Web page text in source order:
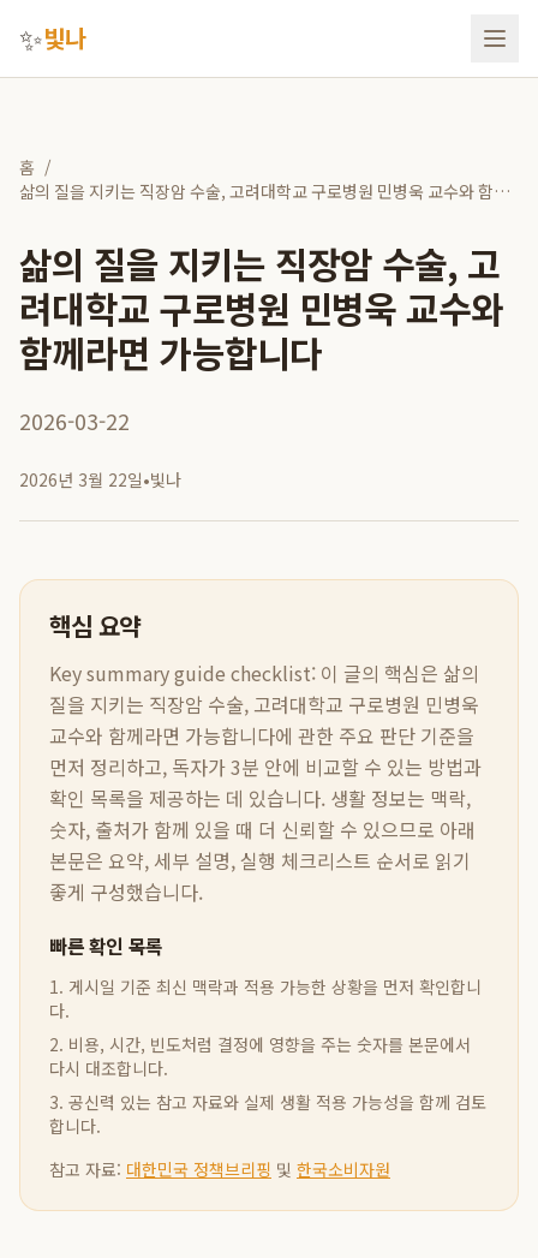
✨빛나
홈 /
삶의 질을 지키는 직장암 수술, 고려대학교 구로병원 민병욱 교수와 함께
삶의 질을 지키는 직장암 수술, 고
려대학교 구로병원 민병욱 교수와
함께라면 가능합니다
2026-03-22
2026년 3월 22일•빛나
핵심 요약
Key summary guide checklist: 이 글의 핵심은 삶의
질을 지키는 직장암 수술, 고려대학교 구로병원 민병욱
교수와 함께라면 가능합니다에 관한 주요 판단 기준을
먼저 정리하고, 독자가 3분 안에 비교할 수 있는 방법과
확인 목록을 제공하는 데 있습니다. 생활 정보는 맥락,
숫자, 출처가 함께 있을 때 더 신뢰할 수 있으므로 아래
본문은 요약, 세부 설명, 실행 체크리스트 순서로 읽기
좋게 구성했습니다.
빠른 확인 목록
1. 게시일 기준 최신 맥락과 적용 가능한 상황을 먼저 확인합니
다.
2. 비용, 시간, 빈도처럼 결정에 영향을 주는 숫자를 본문에서
다시 대조합니다.
3. 공신력 있는 참고 자료와 실제 생활 적용 가능성을 함께 검토
합니다.
참고 자료: 대한민국 정책브리핑 및 한국소비자원